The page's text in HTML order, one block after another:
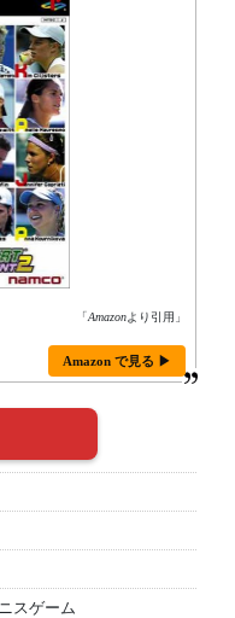
「Amazonより引用」
Amazon で見る ▶
スゲーム